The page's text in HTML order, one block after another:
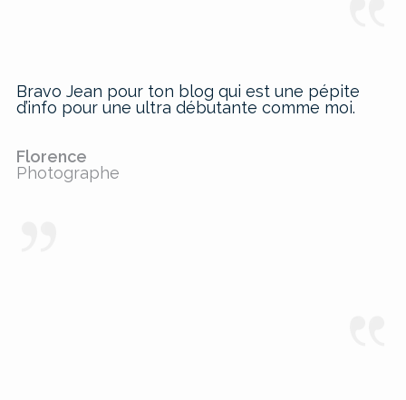
Bravo Jean pour ton blog qui est une pépite
d’info pour une ultra débutante comme moi.
Florence
Photographe